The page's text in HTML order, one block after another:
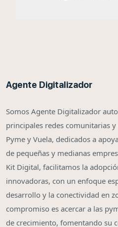
Agente Digitalizador
Somos Agente Digitalizador
principales redes comunitarias
Pyme y Vuela, dedicados a
de pequeñas y medianas
Kit Digital, facilitamos la
innovadoras, con un enfoque
desarrollo y la conectividad en
compromiso es acercar a las
de crecimiento, fomentando su